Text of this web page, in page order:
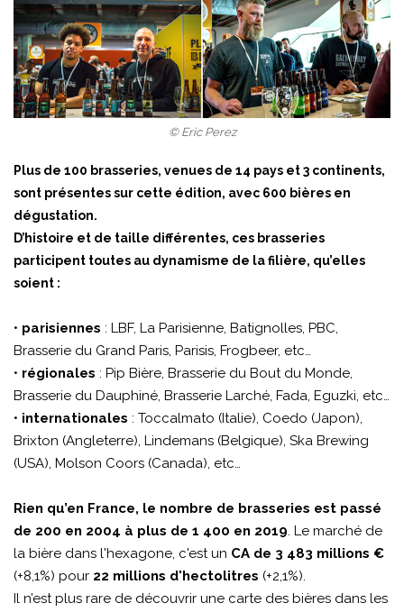
© Eric Perez
Plus de 100 brasseries, venues de 14 pays et 3 continents,
sont présentes sur cette édition, avec 600 bières en
dégustation.
D’histoire et de taille différentes, ces brasseries
participent toutes au dynamisme de la filière, qu’elles
soient :
• parisiennes : LBF, La Parisienne, Batignolles, PBC,
Brasserie du Grand Paris, Parisis, Frogbeer, etc…
• régionales : Pip Bière, Brasserie du Bout du Monde,
Brasserie du Dauphiné, Brasserie Larché, Fada, Eguzki, etc…
• internationales : Toccalmato (Italie), Coedo (Japon),
Brixton (Angleterre), Lindemans (Belgique), Ska Brewing
(USA), Molson Coors (Canada), etc…
Rien qu’en France, le nombre de brasseries est passé
de 200 en 2004 à plus de 1 400 en 2019. Le marché de
la bière dans l'hexagone, c'est un CA de 3 483 millions €
(+8,1%) pour 22 millions d'hectolitres (+2,1%).
Il n’est plus rare de découvrir une carte des bières dans les